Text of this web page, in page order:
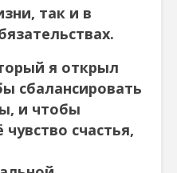
так и в
я открыл
сбалансировать
и чтобы
счастья,